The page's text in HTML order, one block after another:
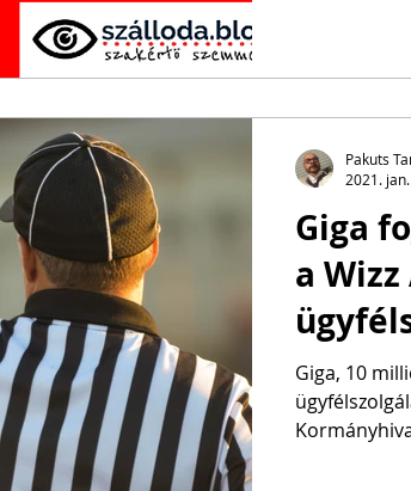
Giga
a
Giga, 10
Pakuts
2021.